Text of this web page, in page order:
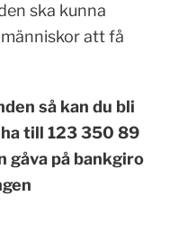
ska kunna
att få
så kan du bli
till 123 350 89
gåva på bankgiro